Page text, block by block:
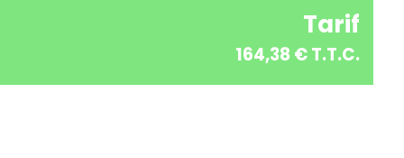
Tarif
164,38 € T.T.C.